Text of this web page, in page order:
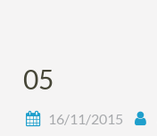
05
16/11/2015